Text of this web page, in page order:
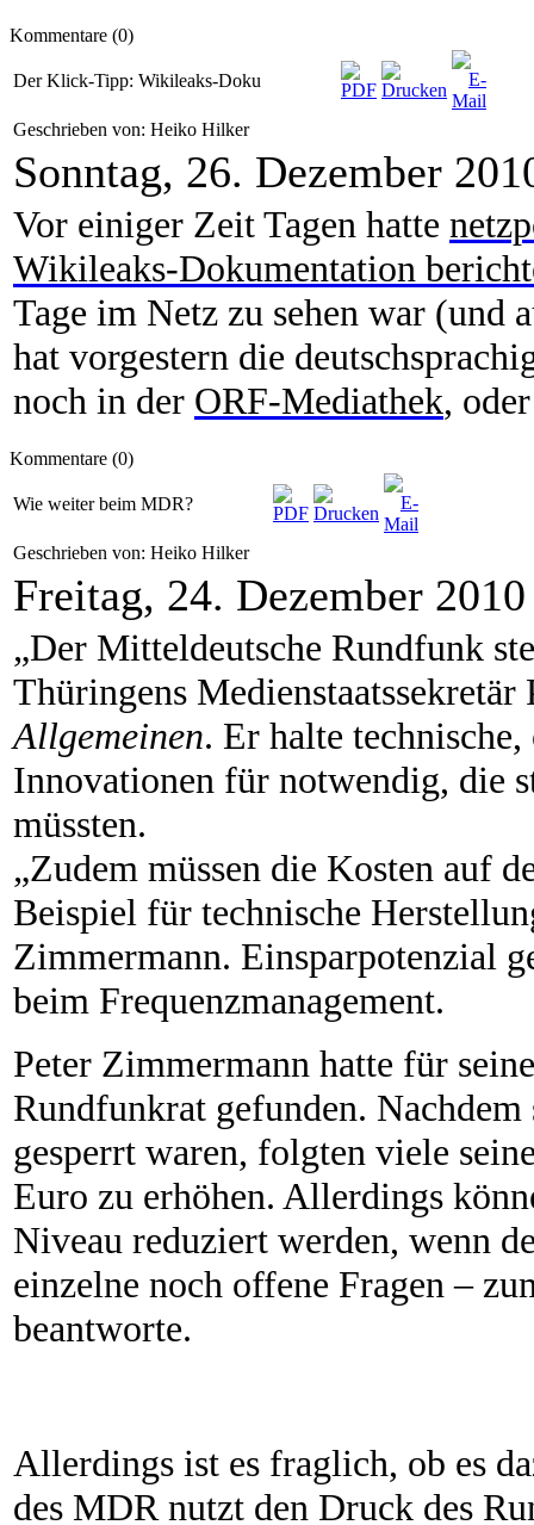
Kommentare (0)
Der Klick-Tipp: Wikileaks-Doku
Geschrieben von: Heiko Hilker
Sonntag, 26. Dezember
Vor einiger Zeit Tagen hatte
Wikileaks-Dokumentation
Tage im Netz zu sehen war (und
hat vorgestern die
noch in der ORF-Mediathek,
Kommentare (0)
Wie weiter beim MDR?
Geschrieben von: Heiko Hilker
Freitag, 24. Dezember
„Der Mitteldeutsche Rundfunk
Thüringens Medienstaatssekretär
Allgemeinen. Er halte
Innovationen für notwendig, die
müssten.
„Zudem müssen die Kosten auf
Beispiel für technische
Zimmermann. Einsparpotenzial
beim Frequenzmanagement.
Peter Zimmermann hatte für
Rundfunkrat gefunden.
gesperrt waren, folgten viele
Euro zu erhöhen. Allerdings
Niveau reduziert werden, wenn
einzelne noch offene Fragen –
beantworte.
Allerdings ist es fraglich, ob es
des MDR nutzt den Druck des